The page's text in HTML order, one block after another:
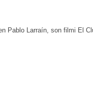
Pablo Larraín, son filmi El